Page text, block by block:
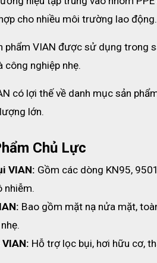
trội – đạt chuẩn KN95
hơi nóng và ẩm ra ngoài nhanh
ẩm.
mùi, hấp thụ khí độc hại
giúp hấp thụ các hợp chất hữu cơ
– ôm khít nhưng không gây đau
cho nhiều môi trường lao động.
phẩm VIAN được sử dụng trong
công nghiệp nhẹ.
có lợi thế về danh mục sản
lớn.
Chủ Lực
VIAN: Gồm các dòng KN95,
nhiễm.
Bao gồm mặt nạ nửa mặt,
Hỗ trợ lọc bụi, hơi hữu cơ,